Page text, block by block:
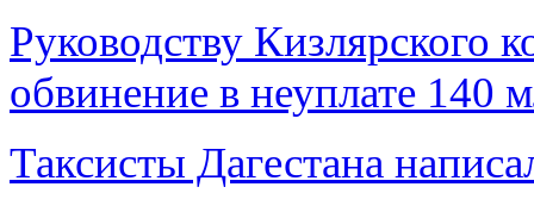
Руководству Кизлярского
обвинение в неуплате 140
Таксисты Дагестана